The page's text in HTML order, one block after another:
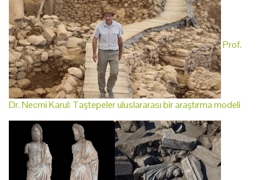
Prof.
Dr. Necmi Karul: Taştepeler uluslararası bir araştırma modeli